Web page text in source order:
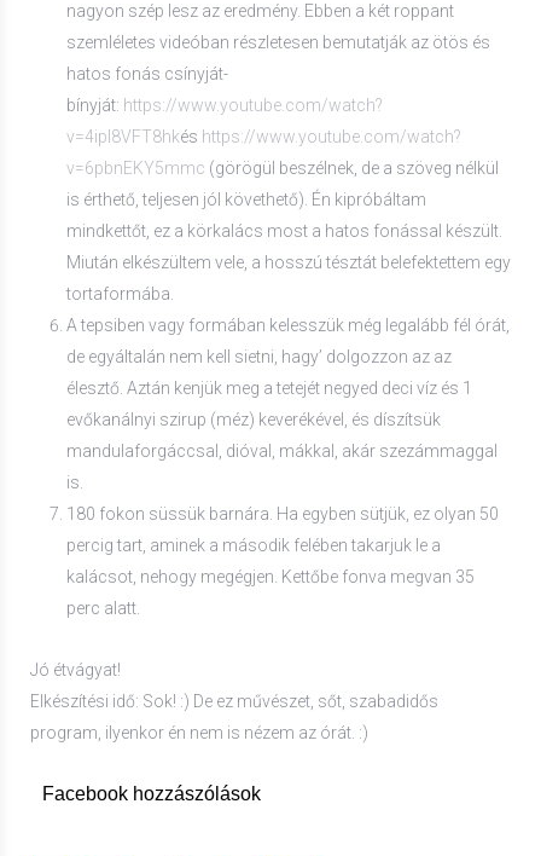
nagyon szép lesz az eredmény. Ebben a két roppant
szemléletes videóban részletesen bemutatják az ötös és
hatos fonás csínyját-
bínyját: https://www.youtube.com/watch?
v=4ipI8VFT8hkés https://www.youtube.com/watch?
v=6pbnEKY5mmc (görögül beszélnek, de a szöveg nélkül
is érthető, teljesen jól követhető). Én kipróbáltam
mindkettőt, ez a körkalács most a hatos fonással készült.
Miután elkészültem vele, a hosszú tésztát belefektettem egy
tortaformába.
A tepsiben vagy formában kelesszük még legalább fél órát,
de egyáltalán nem kell sietni, hagy’ dolgozzon az az
élesztő. Aztán kenjük meg a tetejét negyed deci víz és 1
evőkanálnyi szirup (méz) keverékével, és díszítsük
mandulaforgáccsal, dióval, mákkal, akár szezámmaggal
is.
180 fokon süssük barnára. Ha egyben sütjük, ez olyan 50
percig tart, aminek a második felében takarjuk le a
kalácsot, nehogy megégjen. Kettőbe fonva megvan 35
perc alatt.
Jó étvágyat!
Elkészítési idő: Sok! :) De ez művészet, sőt, szabadidős
program, ilyenkor én nem is nézem az órát. :)
Facebook hozzászólások